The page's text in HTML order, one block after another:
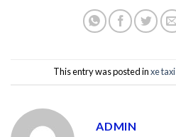
This entry was posted inxe taxi
ADMIN